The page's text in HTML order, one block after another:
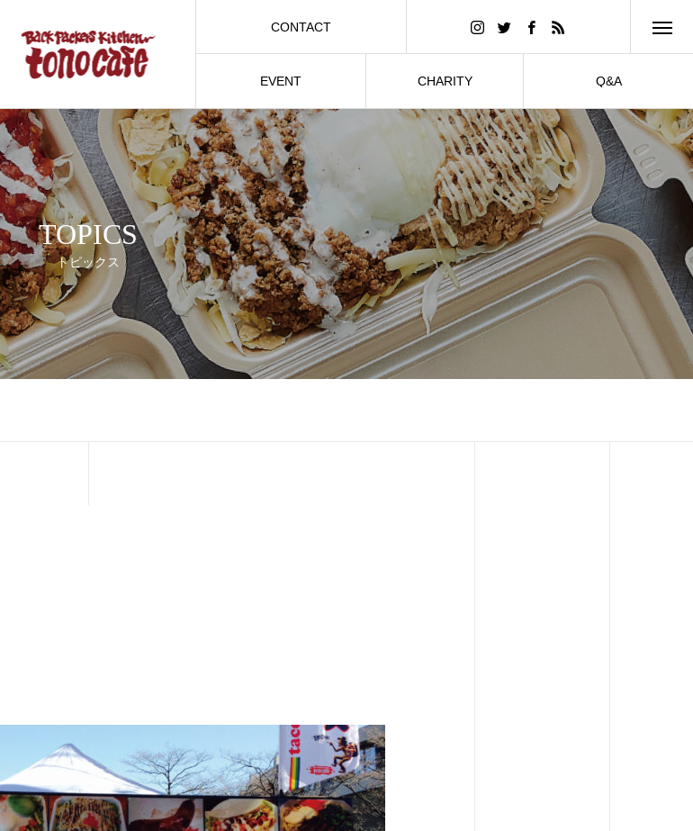
EVENT
CHARITY
Q&A
CONTACT
TOPICS
トピックス